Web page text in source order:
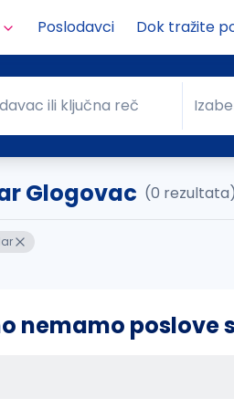
Poslodavci Dok tražite
ili ključna reč
ili ključna reč Grad
Glogovac (0 rezultata)
nemamo poslove